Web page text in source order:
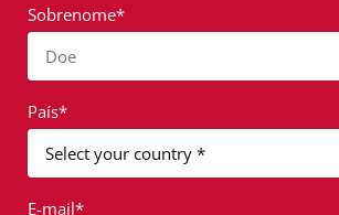
Sobrenome*
Doe
País*
E-mail*